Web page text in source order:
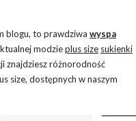
blogu, to prawdziwa wyspa
modzieplus size sukienki
znajdziesz różnorodność
size, dostępnych w naszym